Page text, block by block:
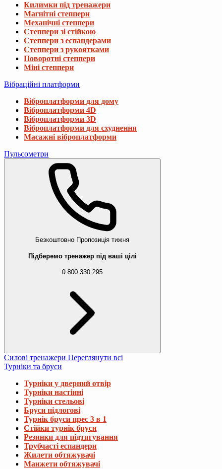
Килимки під тренажери
Магнітні степпери
Механічні степпери
Степпери зі стійкою
Степпери з еспандерами
Степпери з рукоятками
Поворотні степпери
Міні степпери
Вібраційні платформи
Віброплатформи для дому
Віброплатформи 4D
Віброплатформи 3D
Віброплатформи для схуднення
Масажні віброплатформи
Пульсометри
Безкоштовно Пропозиція тижня
Підберемо тренажер під ваші цілі
0 800 330 295
Силові тренажери Переглянути всі
Турніки та бруси
Турніки у дверний отвір
Турніки настінні
Турніки стельові
Бруси підлогові
Турнік бруси прес 3 в 1
Стійки турнік бруси
Резинки для підтягування
Трубчасті еспандери
Жилети обтяжувачі
Манжети обтяжувачі